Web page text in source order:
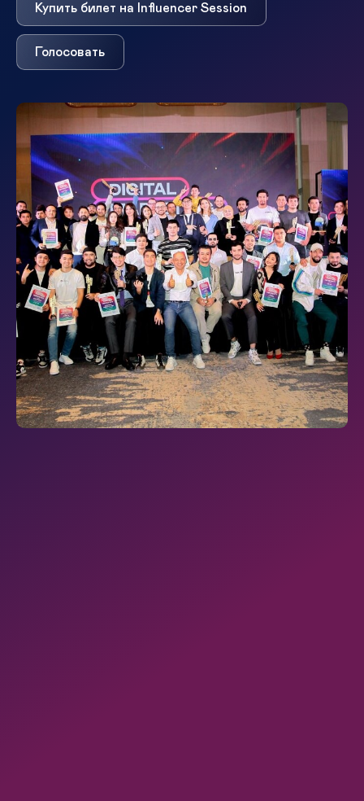
Купить билет на Influencer Session
Голосовать